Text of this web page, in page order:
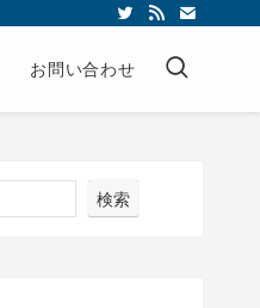
お問い合わせ
検索